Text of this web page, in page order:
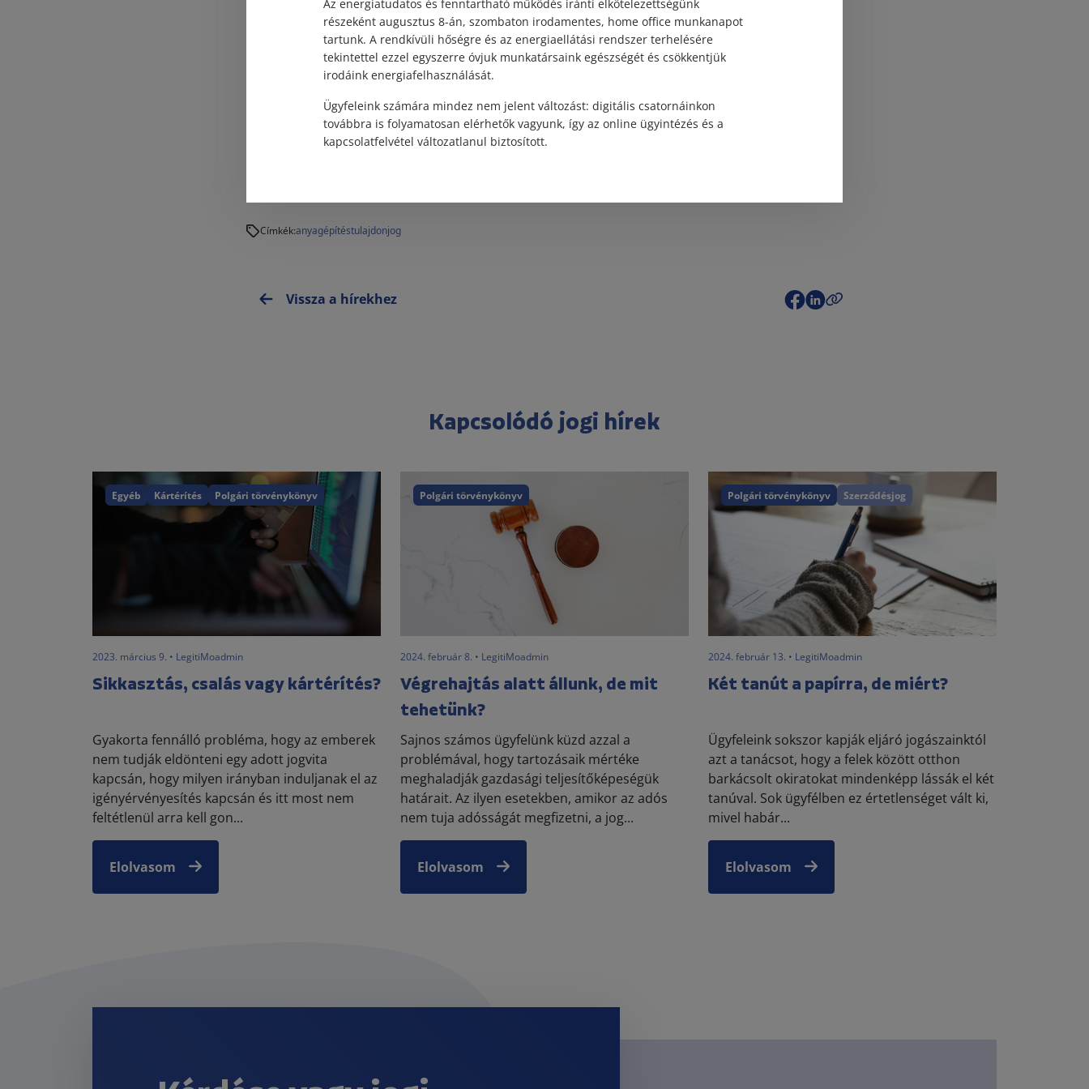
Összegzés
A beépítés esetén tehát, aki más anyagát használja fel építkezéshez, az a föld vagy az épület
tulajdonosát gazdagítja, de ezzel egyidejűleg megtérítési kötelezettsége is keletkezik. A
gyakorlatban ezért mindig célszerű előzetesen szerződésben rögzíteni az anyag tulajdonjogának
Címkék:anyagépítéstulajdonjog
Vissza a hírekhez
Kapcsolódó jogi hírek
Egyéb Kártérítés Polgári törvénykönyv
2023. március 9. • LegitiMoadmin
Sikkasztás, csalás vagy kártérítés?
Gyakorta fennálló probléma, hogy az emberek
nem tudják eldönteni egy adott jogvita
kapcsán, hogy milyen irányban induljanak el az
igényérvényesítés kapcsán és itt most nem
feltétlenül arra kell gon...
Elolvasom
Polgári törvénykönyv
2024. február 8. • LegitiMoadmin
Végrehajtás alatt állunk, de mit
tehetünk?
Sajnos számos ügyfelünk küzd azzal a
problémával, hogy tartozásaik mértéke
meghaladják gazdasági teljesítőképeségük
határait. Az ilyen esetekben, amikor az adós
nem tuja adósságát megfizetni, a jog...
Elolvasom
Polgári törvénykönyv Szerződésjog
2024. február 13. • LegitiMoadmin
Két tanút a papírra, de miért?
Ügyfeleink sokszor kapják eljáró jogászainktól
azt a tanácsot, hogy a felek között otthon
barkácsolt okiratokat mindenképp lássák el két
tanúval. Sok ügyfélben ez értetlenséget vált ki,
mivel habár...
Elolvasom
Az energiatudatos és fenntartható működés iránti elkötelezettségünk
részeként augusztus 8-án, szombaton irodamentes, home office munkanapot
tartunk. A rendkívüli hőségre és az energiaellátási rendszer terhelésére
tekintettel ezzel egyszerre óvjuk munkatársaink egészségét és csökkentjük
irodáink energiafelhasználását.
Ügyfeleink számára mindez nem jelent változást: digitális csatornáinkon
továbbra is folyamatosan elérhetők vagyunk, így az online ügyintézés és a
kapcsolatfelvétel változatlanul biztosított.